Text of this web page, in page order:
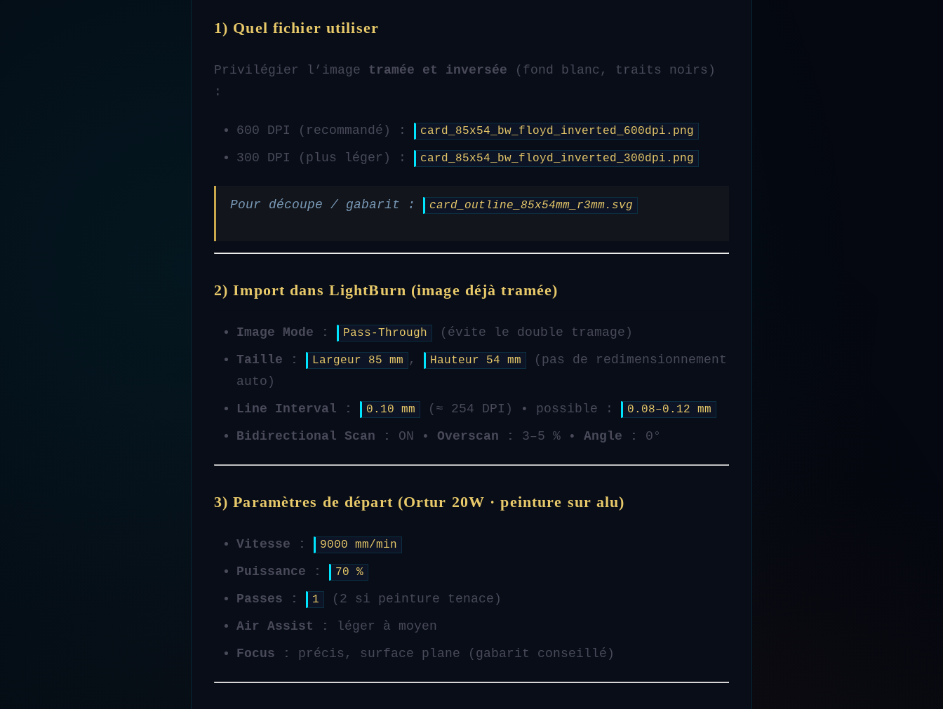
1) Quel fichier utiliser
Privilégier l’image tramée et inversée (fond blanc, traits noirs)
:
600 DPI (recommandé) : card_85x54_bw_floyd_inverted_600dpi.png
300 DPI (plus léger) : card_85x54_bw_floyd_inverted_300dpi.png
Pour découpe / gabarit : card_outline_85x54mm_r3mm.svg
2) Import dans LightBurn (image déjà tramée)
Image Mode : Pass-Through
(évite le double tramage)
Taille :
Largeur 85 mm , Hauteur 54 mm
(pas de redimensionnement
auto)
Line Interval :
0.10 mm (≈ 254 DPI) • possible : 0.08–0.12 mm
Bidirectional Scan : ON • Overscan : 3–5 % • Angle : 0°
3) Paramètres de départ (Ortur 20W · peinture sur alu)
Vitesse : 9000 mm/min
Puissance : 70 %
Passes : 1
(2 si peinture tenace)
Air Assist :
léger à moyen
Focus :
précis, surface plane (gabarit conseillé)